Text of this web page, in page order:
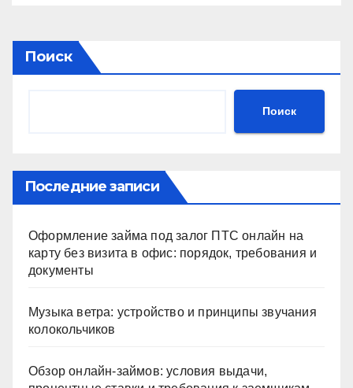
Поиск
Поиск
Последние записи
Оформление займа под залог ПТС онлайн на
карту без визита в офис: порядок, требования и
документы
Музыка ветра: устройство и принципы звучания
колокольчиков
Обзор онлайн-займов: условия выдачи,